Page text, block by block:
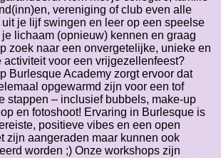
vereniging of club even alle
je lijf swingen en leer op een speelse
je lichaam (opnieuw) kennen en graag
zoek naar een onvergetelijke, unieke en
activiteit voor een vrijgezellenfeest?
Burlesque Academy zorgt ervoor dat
opgewarmd zijn voor een tof
stappen – inclusief bubbels, make-up
en fotoshoot! Ervaring in Burlesque is
positieve vibes en een open
zijn aangeraden maar kunnen ook
worden ;) Onze workshops zijn